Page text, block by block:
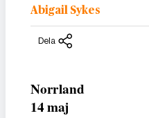
Abigail Sykes
Dela
Norrland
14 maj